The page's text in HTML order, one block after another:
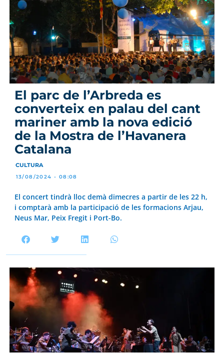
El parc de l’Arbreda es
converteix en palau del cant
mariner amb la nova edició
de la Mostra de l’Havanera
Catalana
CULTURA
13/08/2024 - 08:08
El concert tindrà lloc demà dimecres a partir de les 22 h,
i comptarà amb la participació de les formacions Arjau,
Neus Mar, Peix Fregit i Port-Bo.